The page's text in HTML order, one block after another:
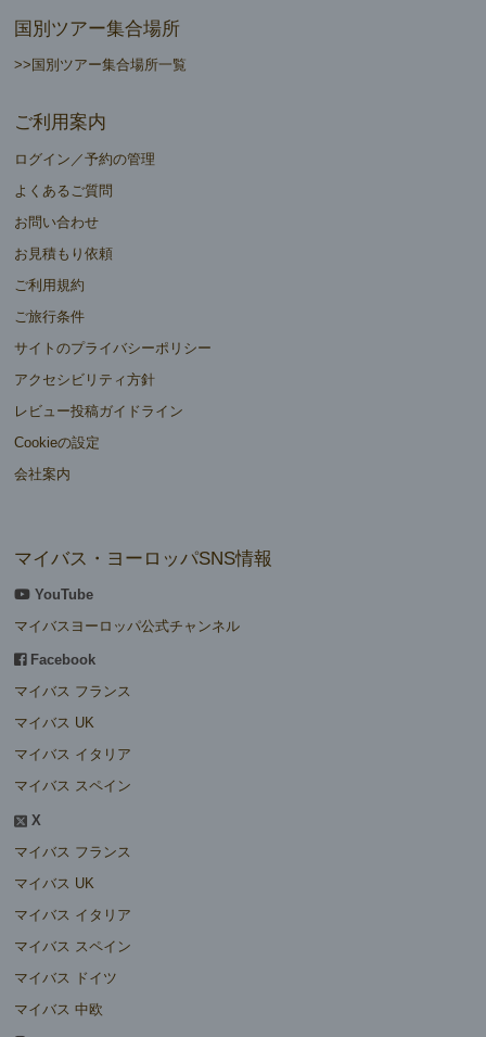
国別ツアー集合場所
>>国別ツアー集合場所一覧
ご利用案内
ログイン／予約の管理
よくあるご質問
お問い合わせ
お見積もり依頼
ご利用規約
ご旅行条件
サイトのプライバシーポリシー
アクセシビリティ方針
レビュー投稿ガイドライン
Cookieの設定
会社案内
マイバス・ヨーロッパSNS情報
YouTube
マイバスヨーロッパ公式チャンネル
Facebook
マイバス フランス
マイバス UK
マイバス イタリア
マイバス スペイン
X
マイバス フランス
マイバス UK
マイバス イタリア
マイバス スペイン
マイバス ドイツ
マイバス 中欧